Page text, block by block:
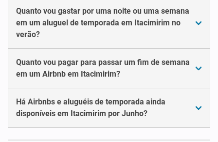
Quanto vou gastar por uma noite ou uma semana
em um aluguel de temporada em Itacimirim no
verão?
Quanto vou pagar para passar um fim de semana
em um Airbnb em Itacimirim?
Há Airbnbs e aluguéis de temporada ainda
disponíveis em Itacimirim por Junho?